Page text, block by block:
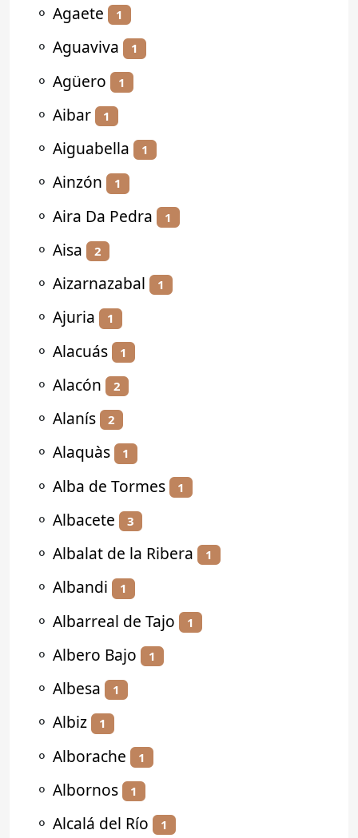
⚬ Agaete 1
⚬ Aguaviva 1
⚬ Agüero 1
⚬ Aibar 1
⚬ Aiguabella 1
⚬ Ainzón 1
⚬ Aira Da Pedra 1
⚬ Aisa 2
⚬ Aizarnazabal 1
⚬ Ajuria 1
⚬ Alacuás 1
⚬ Alacón 2
⚬ Alanís 2
⚬ Alaquàs 1
⚬ Alba de Tormes 1
⚬ Albacete 3
⚬ Albalat de la Ribera 1
⚬ Albandi 1
⚬ Albarreal de Tajo 1
⚬ Albero Bajo 1
⚬ Albesa 1
⚬ Albiz 1
⚬ Alborache 1
⚬ Albornos 1
⚬ Alcalá del Río 1